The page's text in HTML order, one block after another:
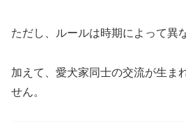
ただし、ルールは時期によって異
加えて、愛犬家同士の交流が生ま
せん。